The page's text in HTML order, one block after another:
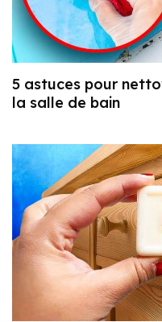
5 astuces pour
la salle de bain